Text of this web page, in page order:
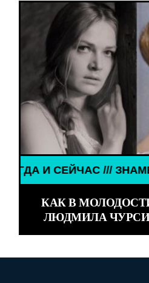
/// ЗНАМЕНИТОСТИ
КАК В
ЛЮДМИЛА